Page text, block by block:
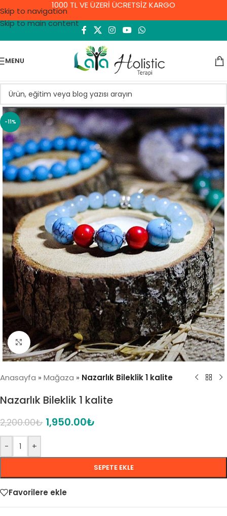
Skip to navigation
Skip to main content
1000 TL VE ÜZERİ ÜCRETSİZ KARGO
MENU
-11%
Click to enlarge
Anasayfa » Mağaza » Nazarlık Bileklik 1 kalite
Nazarlık Bileklik 1 kalite
2,200.00₺ 1,950.00₺
- +
SEPETE EKLE
Favorilere ekle